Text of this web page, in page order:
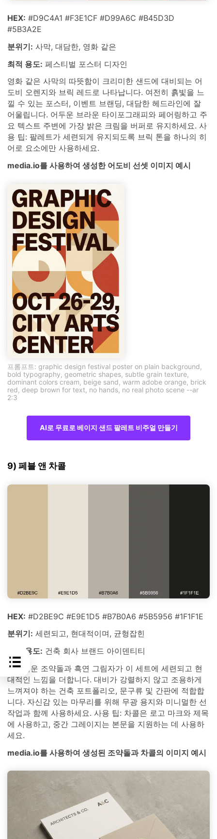
HEX: #D9C4A1 #F3E1CF #D99A6C #B45D3D
#5B3A2E
분위기: 사막, 대담한, 영화 같은
최적 용도: 페스티벌 포스터 디자인
영화 같은 사막의 따뜻함이 크리미한 샌드에 대비되는 어
도비 오렌지와 브릭 레드로 나타납니다. 여전히 흙빛을 느
낄 수 있는 포스터, 이벤트 브랜딩, 대담한 헤드라인에 잘
어울립니다. 어두운 브라운 타이포그래피와 페어링하고 주
요 텍스트 주변에 가장 밝은 크림을 버퍼로 유지하세요. 사
용 팁: 팔레트가 세련되게 유지되도록 브릭 톤을 하나의 히
어로 요소에만 사용하세요.
media.io를 사용하여 생성한 어도비 선셋 이미지 예시
프롬프트: graphic design festival poster on plain background,
bold typography, geometric shapes, subtle grain texture,
dominant colors cream, beige sand, warm adobe orange, brick
red, deep brown for text, no hands, no real photo scene --ar
2:3
AI로 무료로 베이지 샌드 팔레트 비주얼 만들기
9) 페블 앤 차콜
HEX: #D2BE9C #E9E1D5 #B7B0A6 #5B5956 #1F1F1E
분위기: 세련되고, 현대적이며, 균형잡힌
최적 용도: 건축 회사 브랜드 아이덴티티
부드러운 조약돌과 흑연 그림자가 이 세트에 세련되고 현
대적인 느낌을 더합니다. 대비가 강렬하지 않고 조용하게
느껴져야 하는 건축 포트폴리오, 문구류 및 간판에 적합합
니다. 자신감 있는 마무리를 위해 무광 용지와 미니멀한 선
작업과 함께 사용하세요. 사용 팁: 차콜은 로고 마크와 제목
에 사용하고, 중간 그레이지는 본문을 지원하는 데 사용하
세요.
media.io를 사용하여 생성된 조약돌과 차콜의 이미지 예시